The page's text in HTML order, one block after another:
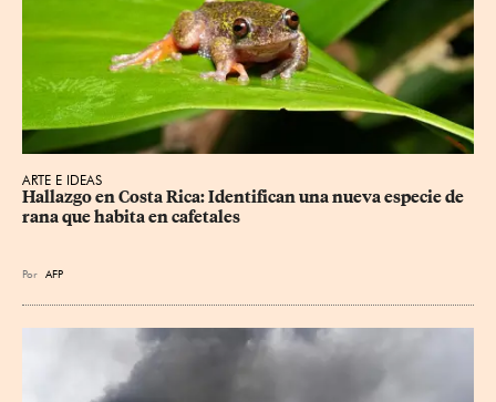
ARTE E IDEAS
Hallazgo en Costa Rica: Identifican una nueva especie de
rana que habita en cafetales
Por AFP